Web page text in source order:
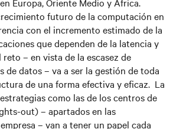
futuro de la computación en
con el incremento estimado de la
que dependen de la latencia y
– en vista de la escasez de
de datos – va a ser la gestión de toda
de una forma efectiva y eficaz. La
como las de los centros de
out) – apartados en las
– van a tener un papel cada